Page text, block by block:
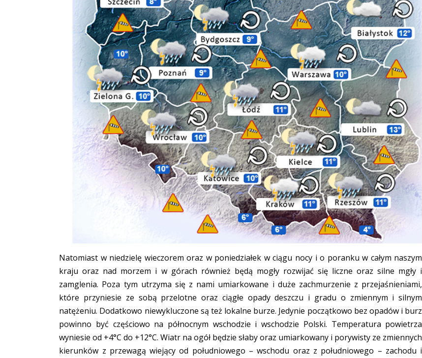
Natomiast w niedzielę wieczorem oraz w poniedziałek w ciągu nocy i o poranku w całym naszym
kraju oraz nad morzem i w górach również będą mogły rozwijać się liczne oraz silne mgły i
zamglenia. Poza tym utrzyma się z nami umiarkowane i duże zachmurzenie z przejaśnieniami,
które przyniesie ze sobą przelotne oraz ciągłe opady deszczu i gradu o zmiennym i silnym
natężeniu. Dodatkowo niewykluczone są też lokalne burze. Jedynie początkowo bez opadów i burz
powinno być częściowo na północnym wschodzie i wschodzie Polski. Temperatura powietrza
wyniesie od +4°C do +12°C. Wiatr na ogół będzie słaby oraz umiarkowany i porywisty ze zmiennych
kierunków z przewagą wiejący od południowego – wschodu oraz z południowego – zachodu i